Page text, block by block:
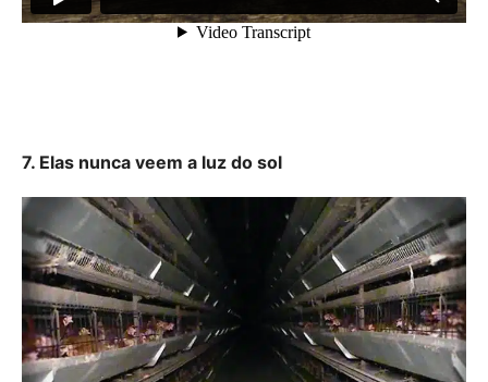
7. Elas nunca veem a luz do sol